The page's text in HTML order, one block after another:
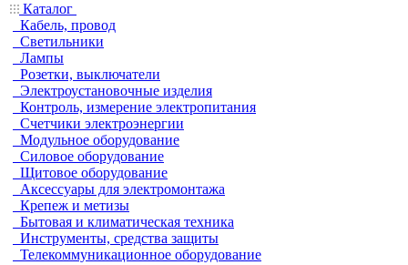
Каталог
Кабель, провод
Светильники
Лампы
Розетки, выключатели
Электроустановочные изделия
Контроль, измерение электропитания
Счетчики электроэнергии
Модульное оборудование
Силовое оборудование
Щитовое оборудование
Аксессуары для электромонтажа
Крепеж и метизы
Бытовая и климатическая техника
Инструменты, средства защиты
Телекоммуникационное оборудование